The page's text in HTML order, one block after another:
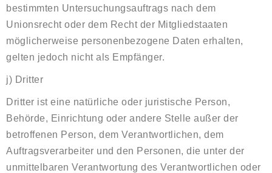
bestimmten Untersuchungsauftrags nach dem
Unionsrecht oder dem Recht der Mitgliedstaaten
möglicherweise personenbezogene Daten erhalten,
gelten jedoch nicht als Empfänger.
j) Dritter
Dritter ist eine natürliche oder juristische Person,
Behörde, Einrichtung oder andere Stelle außer der
betroffenen Person, dem Verantwortlichen, dem
Auftragsverarbeiter und den Personen, die unter der
unmittelbaren Verantwortung des Verantwortlichen oder